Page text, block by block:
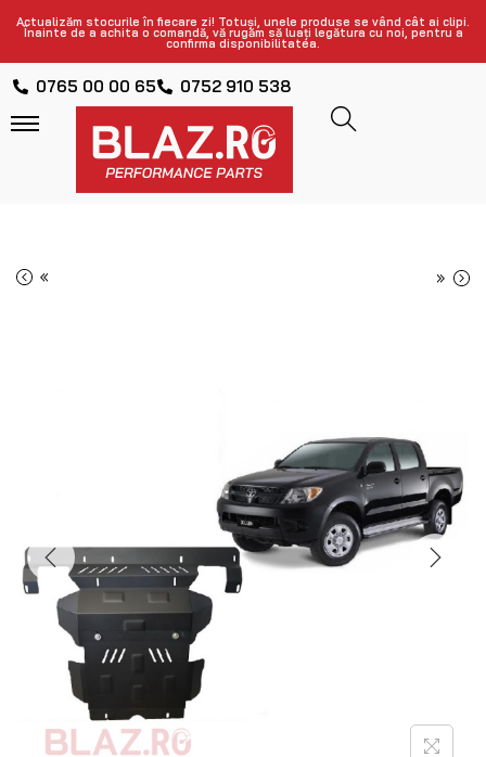
Actualizăm stocurile în fiecare zi! Totuși, unele produse se vând cât ai clipi.
Înainte de a achita o comandă, vă rugăm să luați legătura cu noi, pentru a
confirma disponibilitatea.
0765 00 00 65 0752 910 538
« »